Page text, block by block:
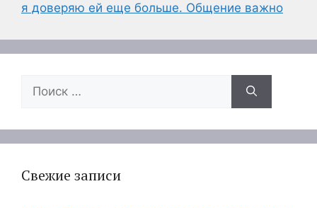
я доверяю ей еще больше. Общение важно
Поиск:
Свежие записи